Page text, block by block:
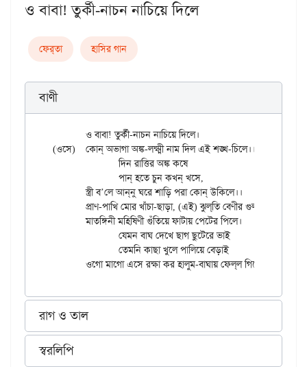
ও বাবা! তুর্কী-নাচন নাচিয়ে দিলে
ফের্‌তা হাসির গান
বাণী
(ওসে)	কোন্ অভাগা অঙ্ক-লক্ষ্মী নাম দিল এই শঙ্খ-চিলে।।
		দিন রাত্তির অঙ্ক কষে
	স্ত্রী ব’লে আন্‌নু ঘরে শাড়ি পরা কোন্ উকিলে।।
	মাতঙ্গিনী মহিষিণী গুঁতিয়ে ফাটায় পেটের পিলে।
রাগ ও তাল
স্বরলিপি